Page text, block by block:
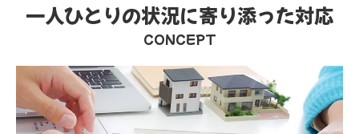
一人ひとりの状況に寄り添った対応
CONCEPT